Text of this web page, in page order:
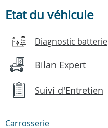
Etat du véhicule
Diagnostic batterie
Bilan Expert
Suivi d'Entretien
Carrosserie